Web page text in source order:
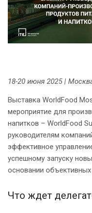
18-20 июня 2025 |
Выставка WorldFood
мероприятие для
напитков – WorldFood
руководителям
эффективное
успешному запуску
основании
Что ждет